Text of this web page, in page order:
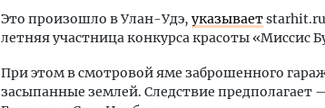
Это произошло в Улан-Удэ, указывает
летняя участница конкурса красоты «Миссис
При этом в смотровой яме заброшенного
засыпанные землей. Следствие предполагает
СТРОИТЕЛЬСТВО